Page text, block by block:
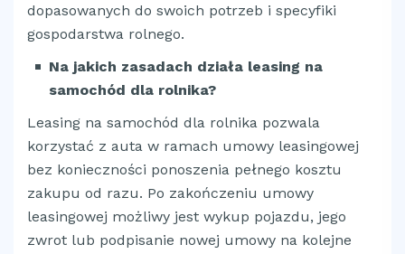
dopasowanych do swoich potrzeb i specyfiki
gospodarstwa rolnego.
Na jakich zasadach działa leasing na
samochód dla rolnika?
Leasing na samochód dla rolnika pozwala
korzystać z auta w ramach umowy leasingowej
bez konieczności ponoszenia pełnego kosztu
zakupu od razu. Po zakończeniu umowy
leasingowej możliwy jest wykup pojazdu, jego
zwrot lub podpisanie nowej umowy na kolejne